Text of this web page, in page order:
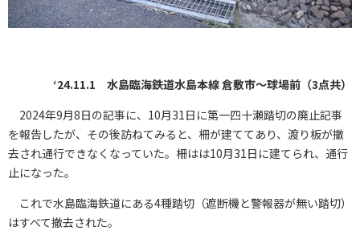
‘24.11.1 水島臨海鉄道水島本線 倉敷市～球場前（3点共）
2024年9月8日の記事に、10月31日に第一四十瀬踏切の廃止記事
を報告したが、その後訪ねてみると、柵が建ててあり、渡り板が撤
去され通行できなくなっていた。柵はは10月31日に建てられ、通行
止になった。
これで水島臨海鉄道にある4種踏切（遮断機と警報器が無い踏切）
はすべて撤去された。